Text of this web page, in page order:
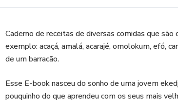
Caderno de receitas de diversas comidas que
exemplo: acaçá, amalá, acarajé, omolokum, efó,
de um barracão.
Esse E-book nasceu do sonho de uma jovem
pouquinho do que aprendeu com os seus mais